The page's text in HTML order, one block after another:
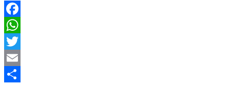
Facebook
WhatsApp
Twitter
Email